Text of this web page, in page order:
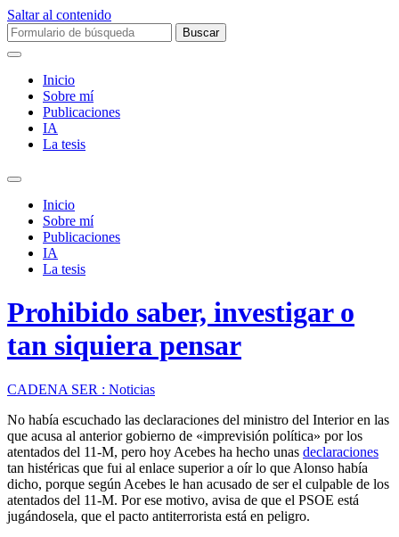
Saltar al contenido
Buscar:
Inicio
Sobre mí­
Publicaciones
IA
La tesis
Alternar
campo
búsqueda
Inicio
Sobre mí­
Publicaciones
IA
La tesis
Prohibido saber, investigar o
tan siquiera pensar
CADENA SER : Noticias
No había escuchado las declaraciones del ministro del Interior en las
que acusa al anterior gobierno de «imprevisión política» por los
atentados del 11-M, pero hoy Acebes ha hecho unas declaraciones
tan histéricas que fui al enlace superior a oír lo que Alonso había
dicho, porque según Acebes le han acusado de ser el culpable de los
atentados del 11-M. Por ese motivo, avisa de que el PSOE está
jugándosela, que el pacto antiterrorista está en peligro.